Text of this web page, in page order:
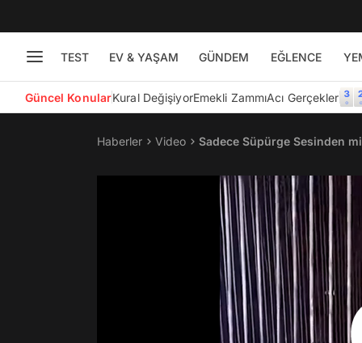
TEST EV & YAŞAM GÜNDEM EĞLENCE
Güncel KonularKural DeğişiyorEmekli ZammıAcı Gerçekler
Haberler Video Sadece Süpürge Sesinden